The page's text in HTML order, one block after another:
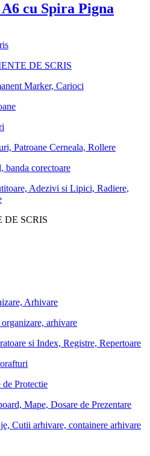
cu Spira Pigna
DE SCRIS
Marker, Carioci
Patroane Cerneala, Rollere
banda corectoare
Adezivi si Lipici, Radiere,
DE SCRIS
Arhivare
organizare, arhivare
si Index, Registre, Repertoare
de Protectie
Mape, Dosare de Prezentare
Cutii arhivare, containere arhivare